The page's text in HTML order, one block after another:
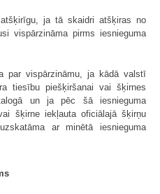
ja tā skaidri atšķiras no
vispārzināma pirms iesnieguma
par vispārzināmu, ja kādā valstī
tiesību piešķiršanai vai šķirnes
un ja pēc šā iesnieguma
šķirne iekļauta oficiālajā šķirņu
ar minētā iesnieguma